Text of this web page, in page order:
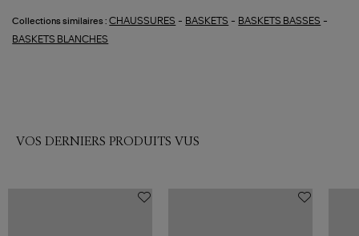
Collections similaires : CHAUSSURES - BASKETS - BASKETS BASSES -
BASKETS BLANCHES
VOS DERNIERS PRODUITS VUS